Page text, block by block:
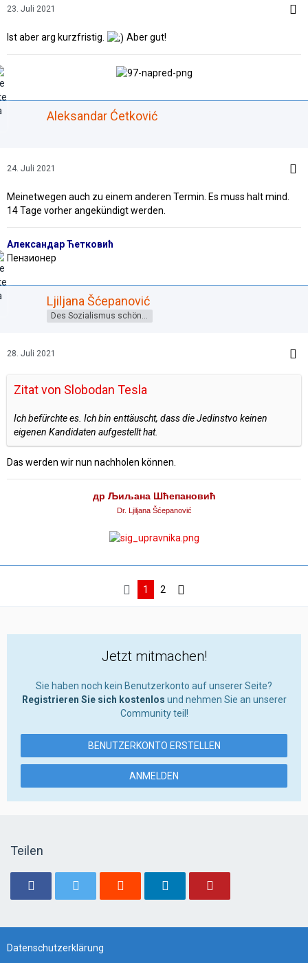
23. Juli 2021
Ist aber arg kurzfristig. Aber gut!
Aleksandar Ćetković
24. Juli 2021
Meinetwegen auch zu einem anderen Termin. Es muss halt mind.
14 Tage vorher angekündigt werden.
Александар Ћетковић
Пензионер
Ljiljana Šćepanović
Des Sozialismus schönes Gesicht
28. Juli 2021
Zitat von Slobodan Tesla
Ich befürchte es. Ich bin enttäuscht, dass die Jedinstvo keinen
eigenen Kandidaten aufgestellt hat.
Das werden wir nun nachholen können.
др Љиљанa Шћепановић
Dr. Ljiljana Šćepanović
1 2
Jetzt mitmachen!
Sie haben noch kein Benutzerkonto auf unserer Seite?
Registrieren Sie sich kostenlos und nehmen Sie an unserer
Community teil!
BENUTZERKONTO ERSTELLEN
ANMELDEN
Teilen
Datenschutzerklärung